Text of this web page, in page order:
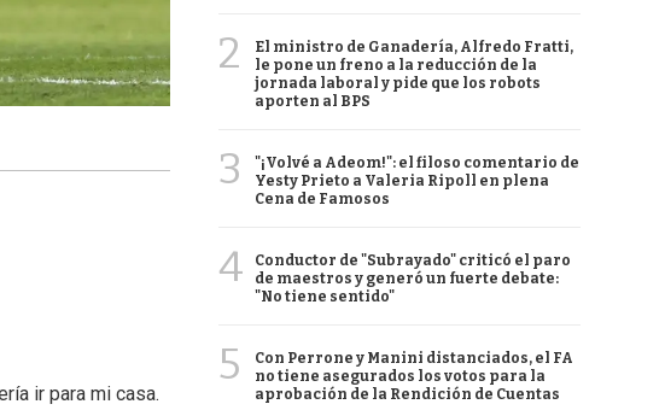
ir para mi casa.
2
El ministro de Ganadería, Alfredo Fratti,
le pone un freno a la reducción de la
jornada laboral y pide que los robots
aporten al BPS
3
"¡Volvé a Adeom!": el filoso comentario de
Yesty Prieto a Valeria Ripoll en plena
Cena de Famosos
4
Conductor de "Subrayado" criticó el paro
de maestros y generó un fuerte debate:
"No tiene sentido"
5
Con Perrone y Manini distanciados, el FA
no tiene asegurados los votos para la
aprobación de la Rendición de Cuentas